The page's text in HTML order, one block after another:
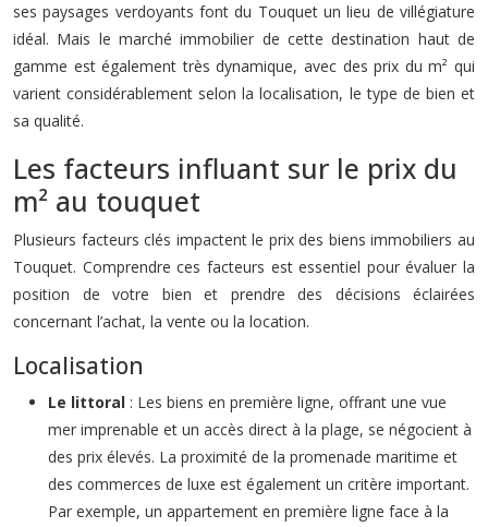
ses paysages verdoyants font du Touquet un lieu de villégiature
idéal. Mais le marché immobilier de cette destination haut de
gamme est également très dynamique, avec des prix du m² qui
varient considérablement selon la localisation, le type de bien et
sa qualité.
Les facteurs influant sur le prix du
m² au touquet
Plusieurs facteurs clés impactent le prix des biens immobiliers au
Touquet. Comprendre ces facteurs est essentiel pour évaluer la
position de votre bien et prendre des décisions éclairées
concernant l’achat, la vente ou la location.
Localisation
Le littoral : Les biens en première ligne, offrant une vue
mer imprenable et un accès direct à la plage, se négocient à
des prix élevés. La proximité de la promenade maritime et
des commerces de luxe est également un critère important.
Par exemple, un appartement en première ligne face à la